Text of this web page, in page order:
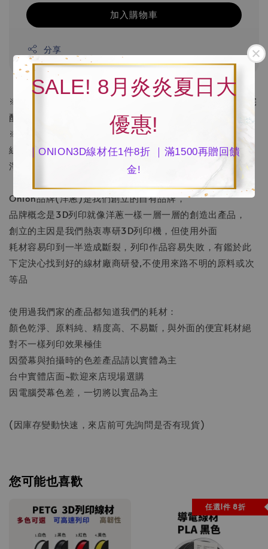
SALE! 8月炎炎夏日大
優惠!
｜ONION3D線材任1件8折 ｜滿1500再贈回饋
金!
加入購物車
分享
※溫馨提醒:因超商寄貨重量限制,故如購買五卷以上請選用宅
配運送方式。
※因螢幕色差，一切將以實品為準
線徑1.75mm
淨重1.0kg、總重1.4kg(含包裝)
Onion品牌(洋蔥)是我們創立的自有品牌，
品牌概念是3D列印就像洋蔥一樣一層一層的創造出產品，
創立的主因是我們熱衷專研3D列印機，但使用外面
耗材容易印到一半造成斷裂，列印作品容易失敗，有鑑於此
下定決心找到好的線材廠商研發,不使用來路不明的原料或次
等品
使用過我們家的產品都知道我們的耗材：
顏色乾淨、原料純、精度高、不易斷，與外面的便宜耗材絕
對不一樣列印效果極佳
因螢幕與拍攝時的色差產品請以實體為主
台中實體店面~歡迎來店現場選購
因電腦熒幕色差，一切將以實品為主
(因庫存變動快速，來店前可先詢問是否有現貨)
您可能也喜歡
任選1件 8折